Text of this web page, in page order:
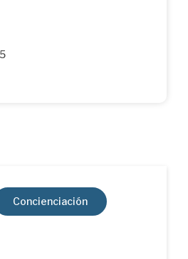
Concienciación